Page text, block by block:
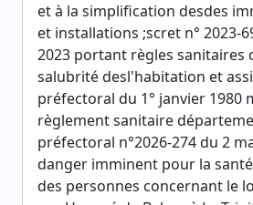
et à la simplification desdes
et installations ;scret n° 2023-
2023 portant règles sanitaires
salubrité desl'habitation et
préfectoral du 1° janvier 1980
règlement sanitaire
préfectoral n°2026-274 du 2
danger imminent pour la
des personnes concernant le